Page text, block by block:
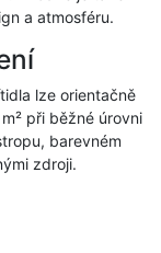
a atmosféru.
lze orientačně
při běžné úrovni
barevném
zdroji.